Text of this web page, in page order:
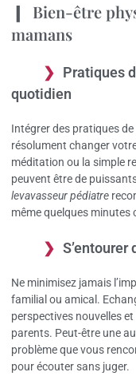
Bien-être
mamans
Pratiques
quotidien
Intégrer des pratiques
résolument changer
méditation ou la simple
peuvent être de
levavasseur pédiatre
même quelques minutes
S’entourer
Ne minimisez jamais
familial ou amical.
perspectives nouvelles
parents. Peut-être une
problème que vous
pour écouter sans juger.